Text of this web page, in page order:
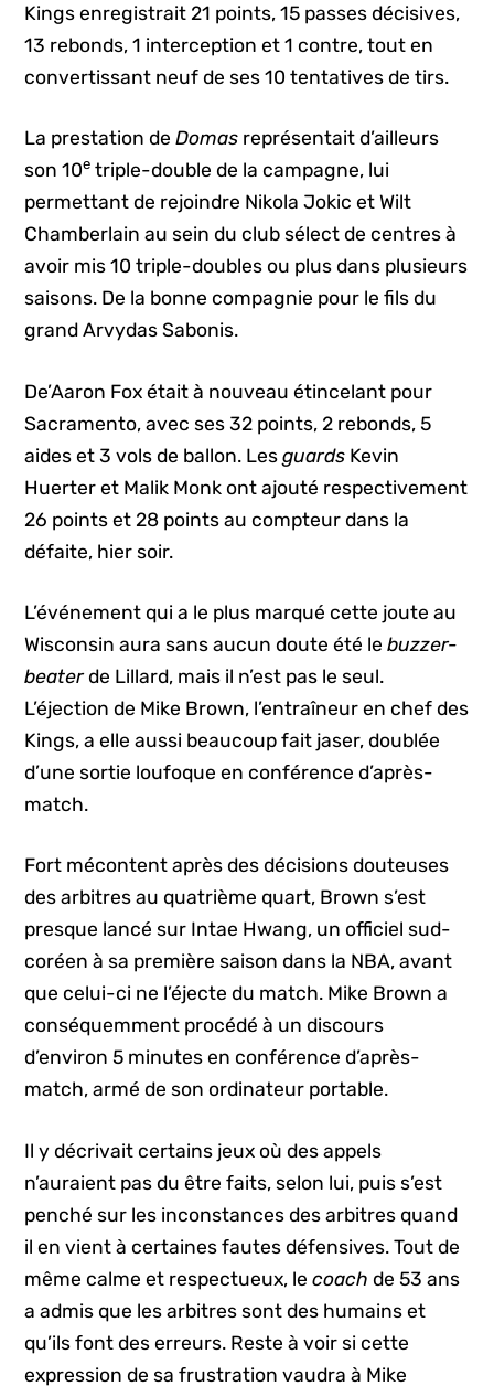
Kings enregistrait 21 points, 15 passes décisives,
13 rebonds, 1 interception et 1 contre, tout en
convertissant neuf de ses 10 tentatives de tirs.
La prestation deDomas représentait d’ailleurs
son 10e triple-double de la campagne, lui
permettant de rejoindre Nikola Jokic et Wilt
Chamberlain au sein du club sélect de centres à
avoir mis 10 triple-doubles ou plus dans plusieurs
saisons. De la bonne compagnie pour le fils du
grand Arvydas Sabonis.
De’Aaron Fox était à nouveau étincelant pour
Sacramento, avec ses 32 points, 2 rebonds, 5
aides et 3 vols de ballon. Lesguards Kevin
Huerter et Malik Monk ont ajouté respectivement
26 points et 28 points au compteur dans la
défaite, hier soir.
L’événement qui a le plus marqué cette joute au
Wisconsin aura sans aucun doute été lebuzzer-
beaterde Lillard, mais il n’est pas le seul.
L’éjection de Mike Brown, l’entraîneur en chef des
Kings, a elle aussi beaucoup fait jaser, doublée
d’une sortie loufoque en conférence d’après-
match.
Fort mécontent après des décisions douteuses
des arbitres au quatrième quart, Brown s’est
presque lancé sur Intae Hwang, un officiel sud-
coréen à sa première saison dans la NBA, avant
que celui-ci ne l’éjecte du match. Mike Brown a
conséquemment procédé à un discours
d’environ 5 minutes en conférence d’après-
match, armé de son ordinateur portable.
Il y décrivait certains jeux où des appels
n’auraient pas du être faits, selon lui, puis s’est
penché sur les inconstances des arbitres quand
il en vient à certaines fautes défensives. Tout de
même calme et respectueux, lecoachde 53 ans
a admis que les arbitres sont des humains et
qu’ils font des erreurs. Reste à voir si cette
expression de sa frustration vaudra à Mike